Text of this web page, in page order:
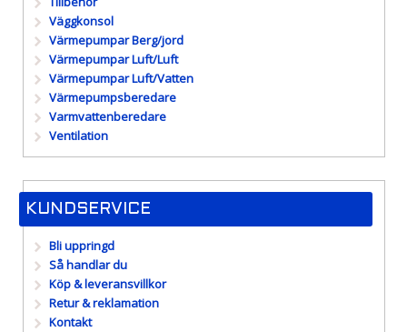
Väggkonsol
Värmepumpar Berg/jord
Värmepumpar Luft/Luft
Värmepumpar Luft/Vatten
Värmepumpsberedare
Varmvattenberedare
Ventilation
KUNDSERVICE
Bli uppringd
Så handlar du
Köp & leveransvillkor
Retur & reklamation
Kontakt